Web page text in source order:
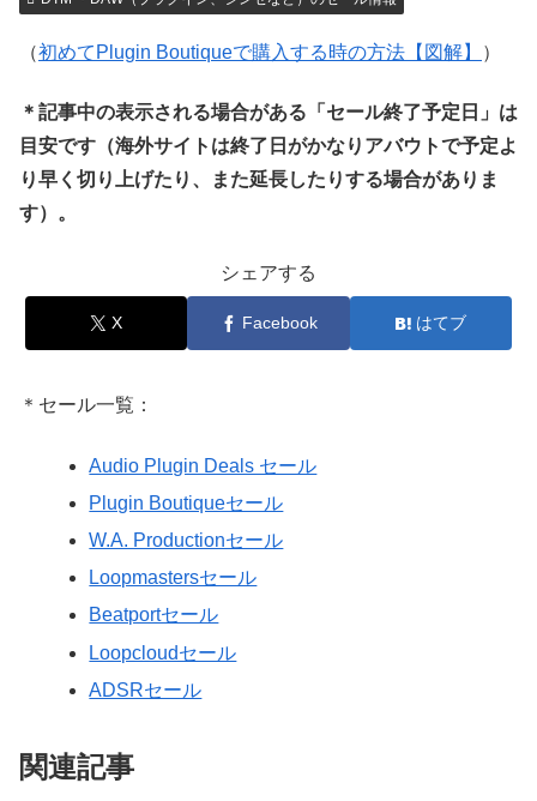
（初めてPlugin Boutiqueで購入する時の方法【図解】 ）
＊記事中の表示される場合がある「セール終了予定日」は
目安です（海外サイトは終了日がかなりアバウトで予定よ
り早く切り上げたり、また延長したりする場合がありま
す）。
シェアする
X Facebook はてブ
＊セール一覧：
Audio Plugin Deals セール
Plugin Boutiqueセール
W.A. Productionセール
Loopmastersセール
Beatportセール
Loopcloudセール
ADSRセール
関連記事